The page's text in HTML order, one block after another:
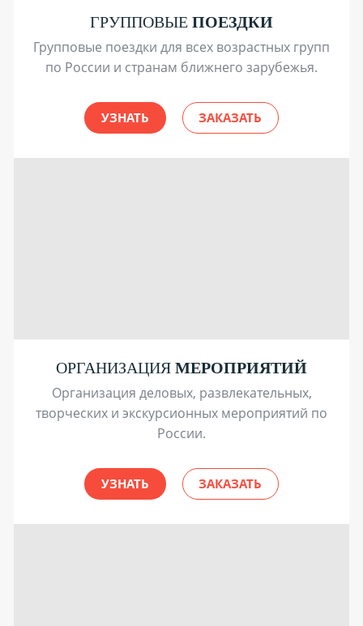
ГРУППОВЫЕ ПОЕЗДКИ
Групповые поездки для всех возрастных групп
по России и странам ближнего зарубежья.
УЗНАТЬ ЗАКАЗАТЬ
ОРГАНИЗАЦИЯ МЕРОПРИЯТИЙ
Организация деловых, развлекательных,
творческих и экскурсионных мероприятий по
России.
УЗНАТЬ ЗАКАЗАТЬ